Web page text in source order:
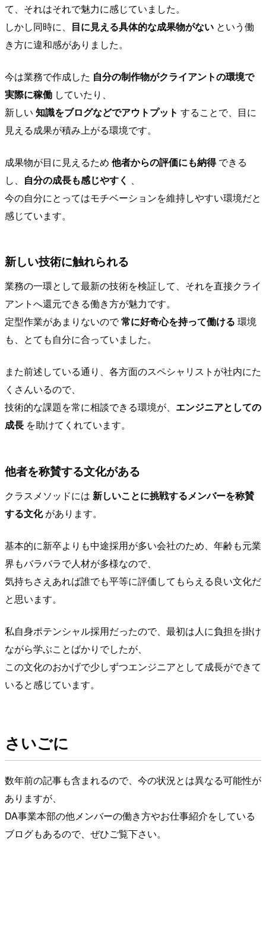
て、それはそれで魅力に感じていました。
しかし同時に、 目に見える具体的な成果物がない という働
き方に違和感がありました。
今は業務で作成した 自分の制作物がクライアントの環境で
実際に稼働 していたり、
新しい 知識をブログなどでアウトプット することで、目に
見える成果が積み上がる環境です。
成果物が目に見えるため 他者からの評価にも納得できる
し、 自分の成長も感じやすく
今の自分にとってはモチベーションを維持しやすい環境だと
感じています。
新しい技術に触れられる
業務の一環として最新の技術を検証して、それを直接クライ
アントへ還元できる働き方が魅力です。
定型作業があまりないので常に好奇心を持って働ける 環境
も、とても自分に合っていました。
また前述している通り、各方面のスペシャリストが社内にた
くさんいるので、
技術的な課題を常に相談できる環境が、 エンジニアとしての
成長 を助けてくれています。
他者を称賛する文化がある
クラスメソッドには 新しいことに挑戦するメンバーを称賛
する文化があります。
基本的に新卒よりも中途採用が多い会社のため、年齢も元業
界もバラバラで人材が多様なので、
気持ちさえあれば誰でも平等に評価してもらえる良い文化だ
と思います。
私自身ポテンシャル採用だったので、最初は人に負担を掛け
ながら学ぶことばかりでしたが、
この文化のおかげで少しずつエンジニアとして成長ができて
いると感じています。
さいごに
数年前の記事も含まれるので、今の状況とは異なる可能性が
ありますが、
DA事業本部の他メンバーの働き方やお仕事紹介をしている
ブログもあるので、ぜひご覧下さい。